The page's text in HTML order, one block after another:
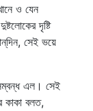
ও যেন
দৃষ্টি
সেই ভয়ে
এল। সেই
কাকা বলত,